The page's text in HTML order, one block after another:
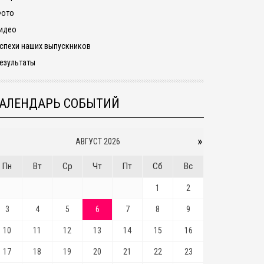
наших выпускников
СОБЫТИЙ
АВГУСТ 2026 »
Пн Вт Ср Чт Пт Сб Вс
1 2
3 4 5 6 7 8 9
10 11 12 13 14 15 16
17 18 19 20 21 22 23